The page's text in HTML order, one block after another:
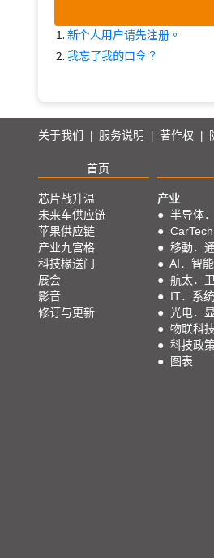
新个人用户请先注册。
我忘了我的口令？
关于我们 服务说明 著作权
首页
芯片战升温
未来车供应链
苹果供应链
产业九宫格
科技椽送门
展会
影音
修订与更新
产业
● 半导体
●
● 移動．
● AI．智
● 航太．
● IT．系
● 光电．
● 物联科
● 科技政
●
图表